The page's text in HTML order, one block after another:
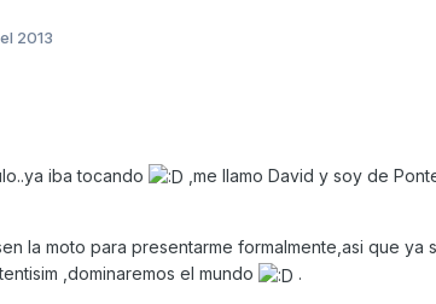
2013
iba tocando
,me llamo David y soy de
la moto para presentarme formalmente,asi que ya
,dominaremos el mundo
.